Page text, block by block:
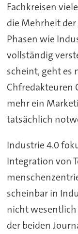
Fachkreisen
die Mehrheit
Phasen wie
vollständig
scheint, geht es
Chfredakteuren
mehr ein
tatsächlich
Industrie 4.0
Integration von
scheinbar in
nicht
der beiden